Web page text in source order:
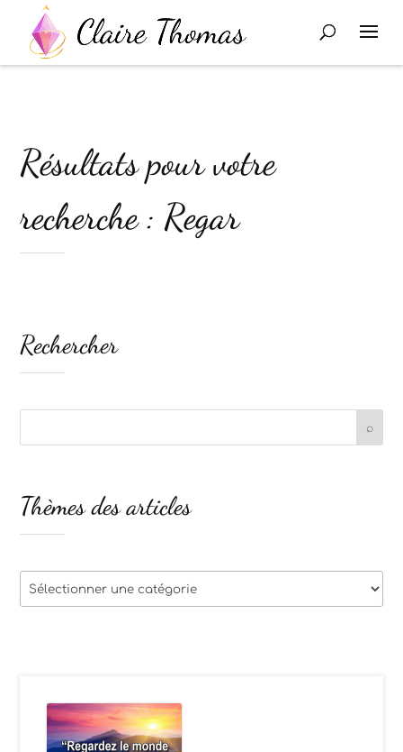
Résultats pour votre
recherche : Regar
Rechercher
Thèmes des articles
Thèmes
des